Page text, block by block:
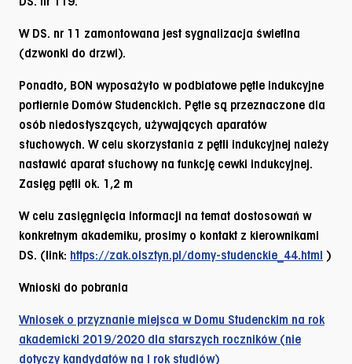
W DS. nr 11 zamontowana jest sygnalizacja świetlna
(dzwonki do drzwi).
Ponadto, BON wyposażyło w podblatowe pętle indukcyjne
portiernie Domów Studenckich. Pętle są przeznaczone dla
osób niedosłyszących, używających aparatów
słuchowych. W celu skorzystania z pętli indukcyjnej należy
nastawić aparat słuchowy na funkcję cewki indukcyjnej.
Zasięg pętli ok. 1,2 m
W celu zasięgnięcia informacji na temat dostosowań w
konkretnym akademiku, prosimy o kontakt z kierownikami
DS. (link: https://zak.olsztyn.pl/domy-studenckie_44.html )
Wnioski do pobrania
Wniosek o przyznanie miejsca w Domu Studenckim na rok
akademicki 2019/2020 dla starszych roczników (nie
dotyczy kandydatów na I rok studiów)